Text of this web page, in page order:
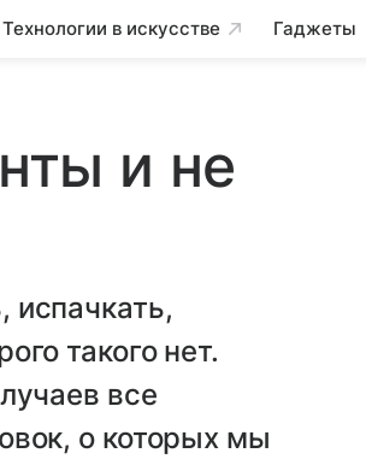
Технологии в искусстве Гаджеты
и не
испачкать,
такого нет.
все
о которых мы